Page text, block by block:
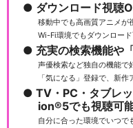
ダウンロード視聴
移動中でも高画質アニメが
Wi-Fi環境でもダウンロー
充実の検索機能や
声優検索など独自の機能で
「気になる」登録で、新
TV・PC・タブレ
ion®5でも視聴可
自分に合った環境でいつで